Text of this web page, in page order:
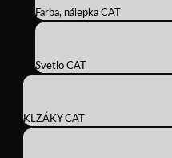
Farba, nálepka CAT
Svetlo CAT
KLZÁKY CAT